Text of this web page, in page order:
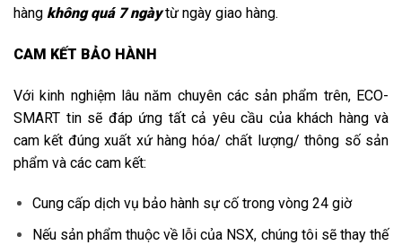
hàng không quá 7 ngàytừ ngày giao hàng.
CAM KẾT BẢO HÀNH
Với kinh nghiệm lâu năm chuyên các sản phẩm trên, ECO-
SMART tin sẽ đáp ứng tất cả yêu cầu của khách hàng và
cam kết đúng xuất xứ hàng hóa/ chất lượng/ thông số sản
phẩm và các cam kết:
Cung cấp dịch vụ bảo hành sự cố trong vòng 24 giờ
Nếu sản phẩm thuộc về lỗi của NSX, chúng tôi sẽ thay thế